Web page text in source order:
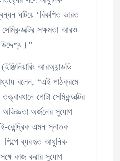
ঘটিয়ে ‘বিকশিত ভারত
সক্ষমতা আরও
আরঅ্যান্ডডি
বলেন, “এই পাঠক্রমে
তত্ত্বাবধানে গোটা সেমিকন্ডাক্টর
অভিজ্ঞতা অর্জনের সুযোগ
কেন্দ্রিক এমন স্নাতক
শিল্পে ব্যবহৃত আধুনিক
কাজ করার সুযোগ